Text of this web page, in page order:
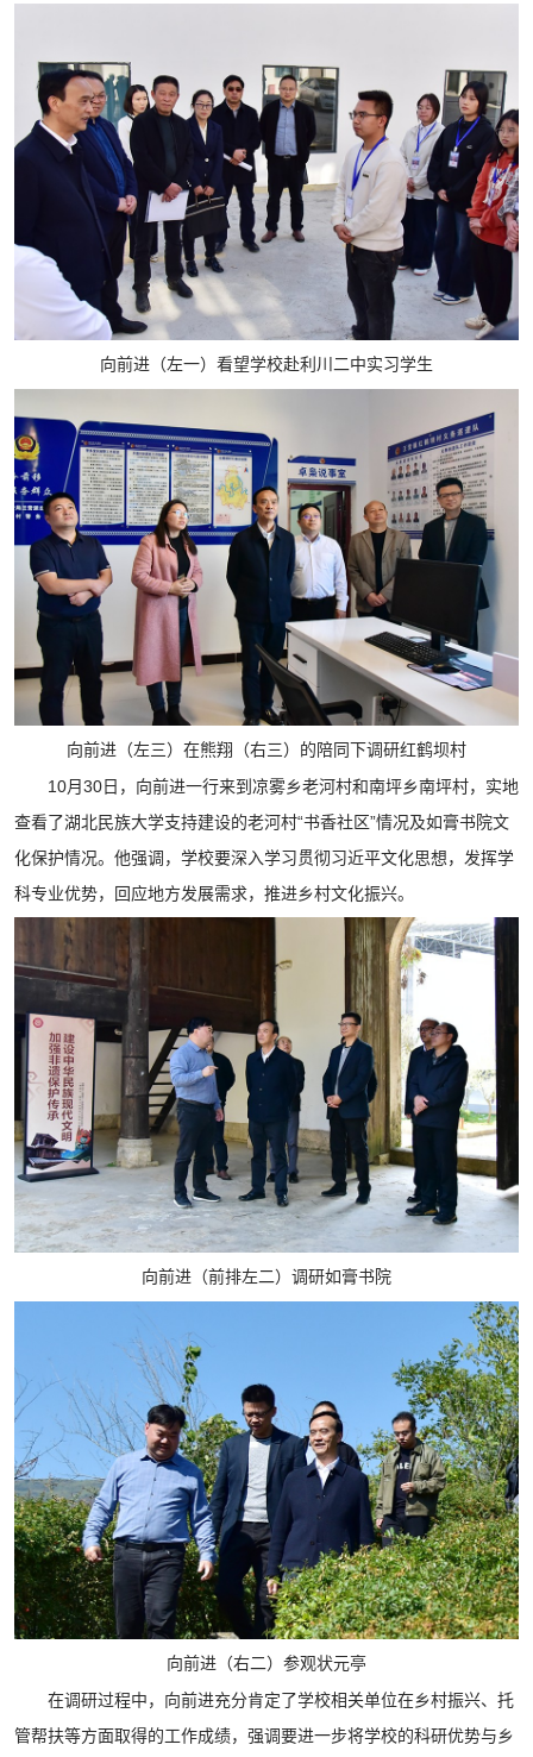
向前进（左一）看望学校赴利川二中实习学生
向前进（左三）在熊翔（右三）的陪同下调研红鹤坝村
10月30日，向前进一行来到凉雾乡老河村和南坪乡南坪村，实地
查看了湖北民族大学支持建设的老河村“书香社区”情况及如膏书院文
化保护情况。他强调，学校要深入学习贯彻习近平文化思想，发挥学
科专业优势，回应地方发展需求，推进乡村文化振兴。
向前进（前排左二）调研如膏书院
向前进（右二）参观状元亭
在调研过程中，向前进充分肯定了学校相关单位在乡村振兴、托
管帮扶等方面取得的工作成绩，强调要进一步将学校的科研优势与乡